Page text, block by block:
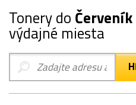
Tonery do Červeník
výdajné miesta